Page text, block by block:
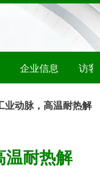
企业信息 访客
业动脉，高温耐热解
温耐热解